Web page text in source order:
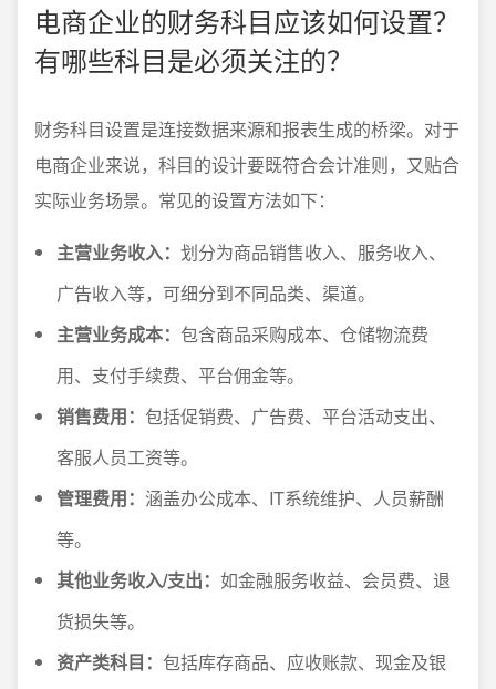
电商企业的财务科目应该如何设置？
有哪些科目是必须关注的？
财务科目设置是连接数据来源和报表生成的桥梁。对于
电商企业来说，科目的设计要既符合会计准则，又贴合
实际业务场景。常见的设置方法如下：
主营业务收入： 划分为商品销售收入、服务收入、
广告收入等，可细分到不同品类、渠道。
主营业务成本： 包含商品采购成本、仓储物流费
用、支付手续费、平台佣金等。
销售费用： 包括促销费、广告费、平台活动支出、
客服人员工资等。
管理费用： 涵盖办公成本、IT系统维护、人员薪酬
等。
其他业务收入/支出： 如金融服务收益、会员费、退
货损失等。
资产类科目： 包括库存商品、应收账款、现金及银